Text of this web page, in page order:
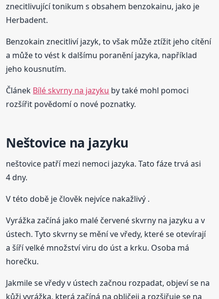
znecitlivující tonikum s obsahem benzokainu, jako je
Herbadent.
Benzokain znecitliví jazyk, to však může ztížit jeho cítění
a může to vést k dalšímu poranění jazyka, například
jeho kousnutím.
Článek Bílé skvrny na jazyku by také mohl pomoci
rozšířit povědomí o nové poznatky.
Neštovice na jazyku
neštovice patří mezi nemoci jazyka. Tato fáze trvá asi
4 dny.
V této době je člověk nejvíce nakažlivý .
Vyrážka začíná jako malé červené skvrny na jazyku a v
ústech. Tyto skvrny se mění ve vředy, které se otevírají
a šíří velké množství viru do úst a krku. Osoba má
horečku.
Jakmile se vředy v ústech začnou rozpadat, objeví se na
kůži vyrážka, která začíná na obličeji a rozšiřuje se na